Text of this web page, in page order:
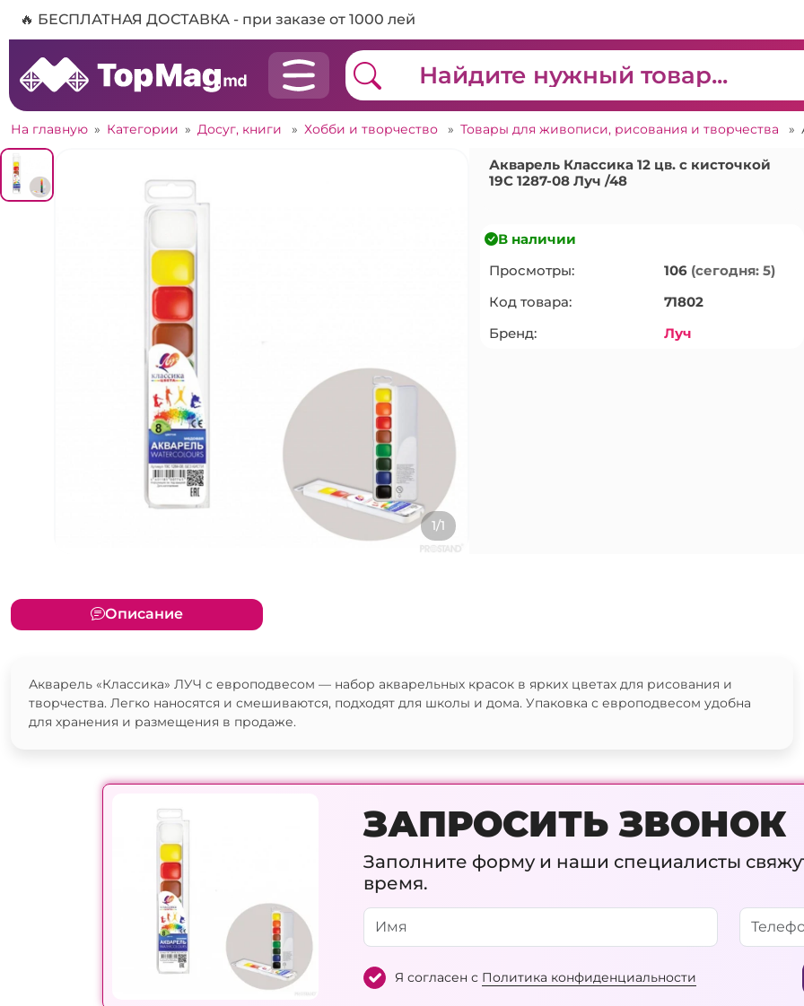
🔥 БЕСПЛАТНАЯ ДОСТАВКА - при заказе от 1000 лей
На главную » Категории » Досуг, книги » Хобби и творчество » Товары для живописи, рисования и творчества »
1/1
Акварель Классика 12 цв. с кисточкой
19С 1287-08 Луч /48
В наличии
Просмотры:
106 (сегодня: 5)
Код товара:
71802
Бренд:
Луч
Описание
Акварель «Классика» ЛУЧ с европодвесом — набор акварельных красок в ярких цветах для рисования и
творчества. Легко наносятся и смешиваются, подходят для школы и дома. Упаковка с европодвесом удобна
для хранения и размещения в продаже.
ЗАПРОСИТЬ ЗВОНОК
Заполните форму и наши специалисты
время.
Я согласен с Политика конфиденциальности